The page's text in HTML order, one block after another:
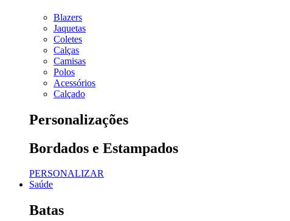
Blazers
Jaquetas
Coletes
Calças
Camisas
Polos
Acessórios
Calçado
Personalizações
Bordados e Estampados
PERSONALIZAR
Saúde
Batas